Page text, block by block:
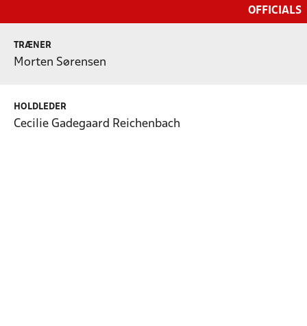
OFFICIALS
TRÆNER
Morten Sørensen
HOLDLEDER
Cecilie Gadegaard Reichenbach